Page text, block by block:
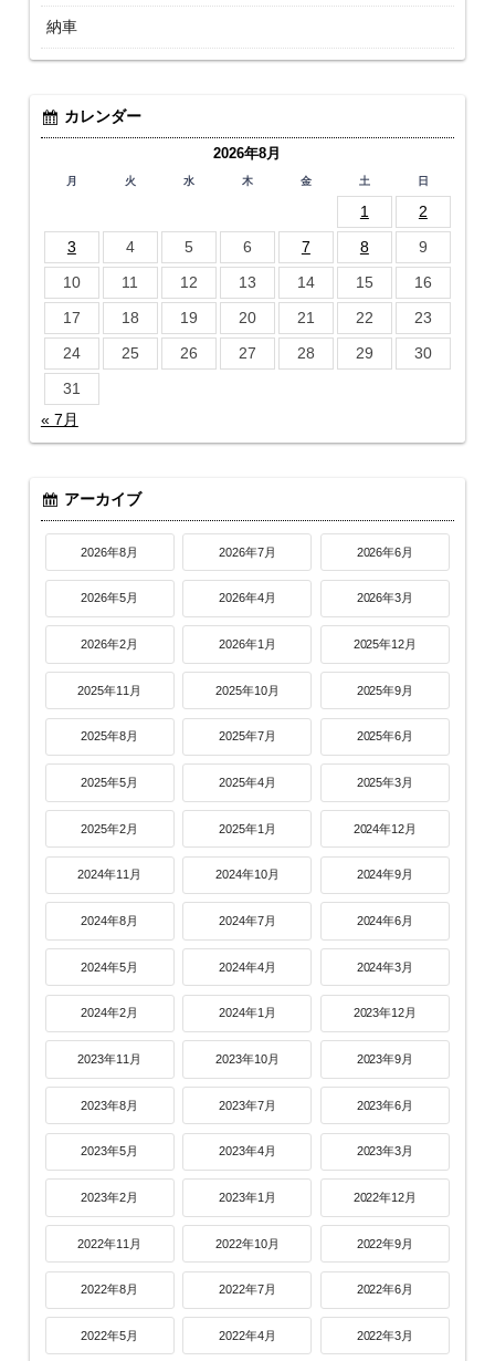
納車
カレンダー
2026年8月
月 火 水 木 金 土 日
1
2
3
4 5 6 7 8
9
10
11 12 13 14 15
16
17
18 19 20 21 22
23
24
25 26 27 28 29
30
31
« 7月
アーカイブ
2026年8月 2026年7月 2026年6月
2026年5月 2026年4月 2026年3月
2026年2月 2026年1月 2025年12月
2025年11月 2025年10月 2025年9月
2025年8月 2025年7月 2025年6月
2025年5月 2025年4月 2025年3月
2025年2月 2025年1月 2024年12月
2024年11月 2024年10月 2024年9月
2024年8月 2024年7月 2024年6月
2024年5月 2024年4月 2024年3月
2024年2月 2024年1月 2023年12月
2023年11月 2023年10月 2023年9月
2023年8月 2023年7月 2023年6月
2023年5月 2023年4月 2023年3月
2023年2月 2023年1月 2022年12月
2022年11月 2022年10月 2022年9月
2022年8月 2022年7月 2022年6月
2022年5月 2022年4月 2022年3月